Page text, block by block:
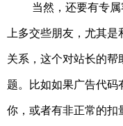
当然，还要有专
上多交些朋友，尤其
关系，这个对站长的帮
题。比如如果广告代码
你，或者有非正常的扣